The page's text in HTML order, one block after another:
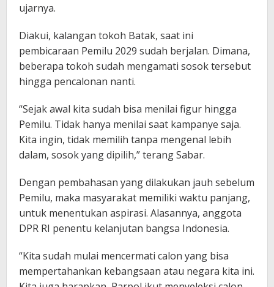
ujarnya.
Diakui, kalangan tokoh Batak, saat ini
pembicaraan Pemilu 2029 sudah berjalan. Dimana,
beberapa tokoh sudah mengamati sosok tersebut
hingga pencalonan nanti.
“Sejak awal kita sudah bisa menilai figur hingga
Pemilu. Tidak hanya menilai saat kampanye saja.
Kita ingin, tidak memilih tanpa mengenal lebih
dalam, sosok yang dipilih,” terang Sabar.
Dengan pembahasan yang dilakukan jauh sebelum
Pemilu, maka masyarakat memiliki waktu panjang,
untuk menentukan aspirasi. Alasannya, anggota
DPR RI penentu kelanjutan bangsa Indonesia.
“Kita sudah mulai mencermati calon yang bisa
mempertahankan kebangsaan atau negara kita ini.